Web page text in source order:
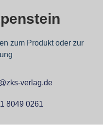
zum Produkt oder zur
verlag.de
8049 0261